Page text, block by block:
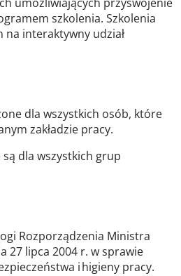
szkolenia. Szkolenia
na interaktywny udział
dla wszystkich osób, które
zakładzie pracy.
dla wszystkich grup
Rozporządzenia Ministra
27 lipca 2004 r. w sprawie
i higieny pracy.